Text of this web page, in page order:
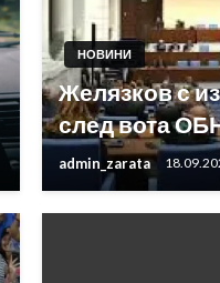
НОВИНИ
Желязков с
след вота
admin_zarata